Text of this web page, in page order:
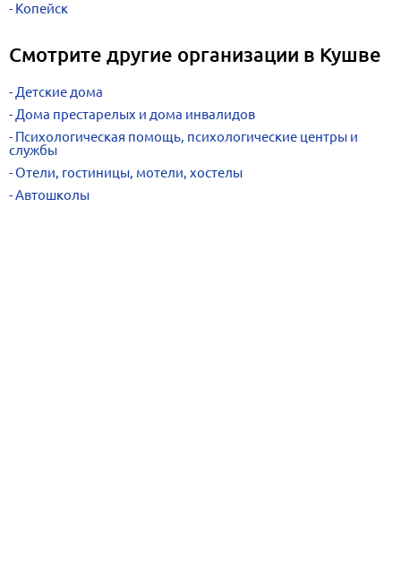
Копейск
Смотрите другие организации в Кушве
Детские дома
Дома престарелых и дома инвалидов
Психологическая помощь, психологические центры и
службы
Отели, гостиницы, мотели, хостелы
Автошколы